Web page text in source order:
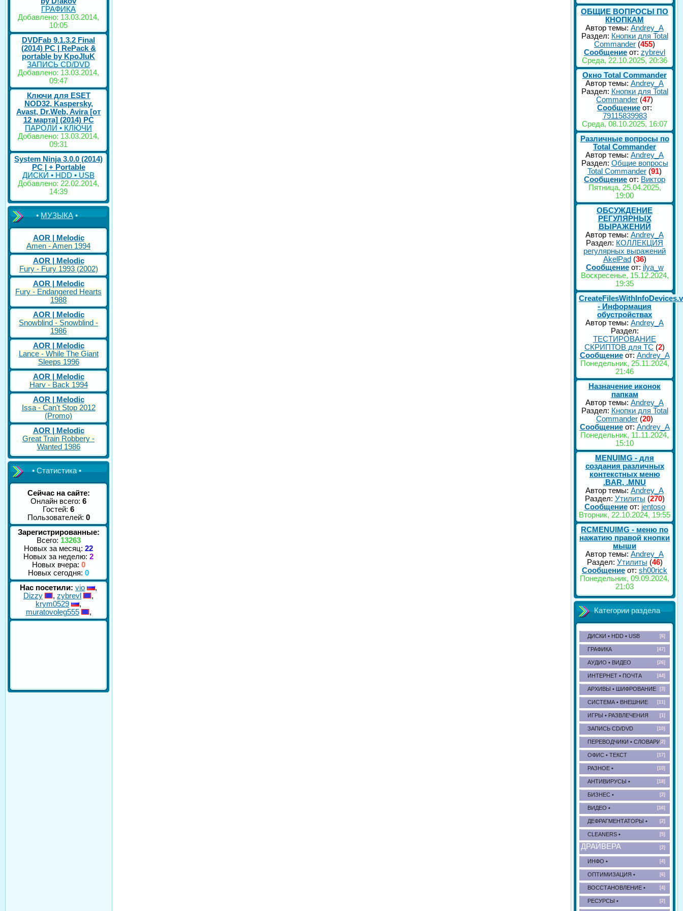
ГРАФИКА
Добавлено: 13.03.2014,
10:05
DVDFab 9.1.3.2 Final
(2014) PC | RePack &
portable by KpoJIuK
ЗАПИСЬ CD/DVD
Добавлено: 13.03.2014,
09:47
Ключи для ESET
NOD32, Kaspersky,
Avast, Dr.Web, Avira [от
12 марта] (2014) PC
ПАРОЛИ • КЛЮЧИ
Добавлено: 13.03.2014,
09:31
System Ninja 3.0.0 (2014)
РС | + Portable
ДИСКИ • HDD • USB
Добавлено: 22.02.2014,
14:39
•МУЗЫКА•
AOR | Melodic
Amen - Amen 1994
AOR | Melodic
Fury - Fury 1993 (2002)
AOR | Melodic
Fury - Endangered Hearts
1988
AOR | Melodic
Snowblind - Snowblind -
1986
AOR | Melodic
Lance - While The Giant
Sleeps 1996
AOR | Melodic
Harv - Back 1994
AOR | Melodic
Issa - Can't Stop 2012
(Promo)
AOR | Melodic
Great Train Robbery -
Wanted 1986
• Статистика •
Сейчас на сайте:
Онлайн всего: 6
Гостей: 6
Пользователей: 0
Зарегистрированные:
Всего: 13263
Новых за месяц: 22
Новых за неделю: 2
Новых вчера: 0
Новых сегодня: 0
Нас посетили: vio
,
Dizzy
, zybrevl
,
krym0529
,
muratovoleg555
,
ОБЩИЕ ВОПРОСЫ ПО
КНОПКАМ
Автор темы: Andrey_A
Раздел: Кнопки для Total
Commander (455)
Сообщение от: zybrevl
Среда, 22.10.2025, 20:36
Окно Total Commander
Автор темы: Andrey_A
Раздел: Кнопки для Total
Commander (47)
Сообщение от:
79115839983
Среда, 08.10.2025, 16:07
Различные вопросы по
Total Commander
Автор темы: Andrey_A
Раздел: Общие вопросы
Total Commander (91)
Сообщение от: Виктор
Пятница, 25.04.2025,
19:00
ОБСУЖДЕНИЕ
РЕГУЛЯРНЫХ
ВЫРАЖЕНИЙ
Автор темы: Andrey_A
Раздел: КОЛЛЕКЦИЯ
регулярных выражений
AkelPad (36)
Сообщениеот: ilya_w
Воскресенье, 15.12.2024,
19:35
- Информация
обустройствах
Автор темы: Andrey_A
Раздел:
ТЕСТИРОВАНИЕ
СКРИПТОВ для TC (2)
Сообщениеот: Andrey_A
Понедельник, 25.11.2024,
21:46
Назначение иконок
папкам
Автор темы: Andrey_A
Раздел: Кнопки для Total
Commander (20)
Сообщениеот: Andrey_A
Понедельник, 11.11.2024,
15:10
MENUIMG - для
создания различных
контекстных меню
.BAR, .MNU
Автор темы: Andrey_A
Раздел: Утилиты (270)
Сообщениеот: jentoso
Вторник, 22.10.2024, 19:55
RCMENUIMG - меню по
нажатию правой кнопки
мыши
Автор темы: Andrey_A
Раздел: Утилиты (46)
Сообщение от: sh00rick
Понедельник, 09.09.2024,
21:03
Категории раздела
ДИСКИ • HDD • USB [6]
ГРАФИКА [47]
АУДИО • ВИДЕО [26]
ИНТЕРНЕТ • ПОЧТА [44]
АРХИВЫ • ШИФРОВАНИЕ [3]
СИСТЕМА • ВНЕШНИЕ [11]
ИГРЫ • РАЗВЛЕЧЕНИЯ [1]
ЗАПИСЬ CD/DVD [10]
ПЕРЕВОДЧИКИ • СЛОВАРИ[2]
ОФИС • ТЕКСТ [17]
РАЗНОЕ • [10]
АНТИВИРУСЫ • [18]
БИЗНЕС • [2]
ВИДЕО • [16]
ДЕФРАГМЕНТАТОРЫ • [2]
CLEANERS • [5]
ДРАЙВЕРА [2]
ИНФО • [4]
ОПТИМИЗАЦИЯ • [6]
ВОССТАНОВЛЕНИЕ • [4]
РЕСУРСЫ • [2]